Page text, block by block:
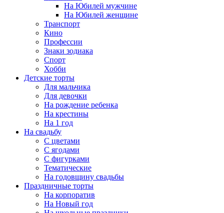
На Юбилей мужчине
На Юбилей женщине
Транспорт
Кино
Профессии
Знаки зодиака
Спорт
Хобби
Детские торты
Для мальчика
Для девочки
На рождение ребенка
На крестины
На 1 год
На свадьбу
С цветами
С ягодами
С фигурками
Тематические
На годовщину свадьбы
Праздничные торты
На корпоратив
На Новый год